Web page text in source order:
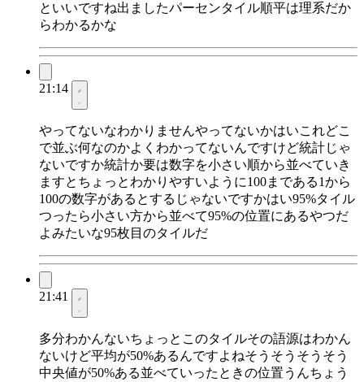
といいですね出ましたパーセンタイル順平は理系だか
らわかるかな
21:14
やってないなわかりませんやってないかはいこれどこ
で並ぶ何なのかよくわかってないんですけど統計じゃ
ないですか統計か要は数字を小さい順から並べていき
ますとちょっとわかりやすいように100まである1から
100の数字があるとするじゃないですかはい95%タイル
つったら小さい方から並べて95%の位置にあるやつだ
よみたいな95枚目のタイルだ
21:41
多分わかんないちょっとこのタイルその語源はわかん
ないけど平均が50%あるんですよねそうそうそうそう
中央値が50%ある並べていったときの位置うんちょう